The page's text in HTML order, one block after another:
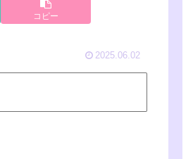
コピー
2025.06.02